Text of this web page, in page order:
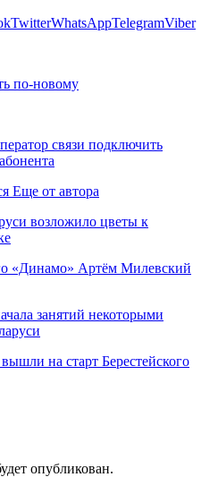
TwitterWhatsAppTelegramViber
по-новому
связи подключить
Еще от автора
возложило цветы к
«Динамо» Артём Милевский
занятий некоторыми
на старт Берестейского
опубликован.